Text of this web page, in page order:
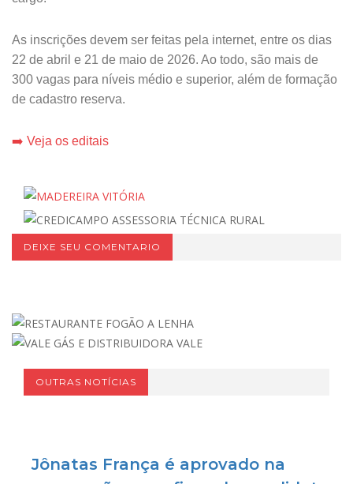
As inscrições devem ser feitas pela internet, entre os dias
22 de abril e 21 de maio de 2026. Ao todo, são mais de
300 vagas para níveis médio e superior, além de formação
de cadastro reserva.
➡️ Veja os editais
DEIXE SEU COMENTARIO
OUTRAS NOTÍCIAS
Jônatas França é aprovado na